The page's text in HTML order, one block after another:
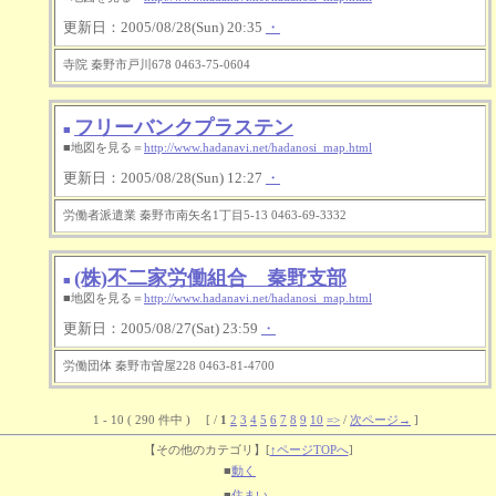
更新日：2005/08/28(Sun) 20:35 ・
寺院 秦野市戸川678 0463-75-0604
■ フリーバンクプラステン
■地図を見る＝http://www.hadanavi.net/hadanosi_map.html
更新日：2005/08/28(Sun) 12:27 ・
労働者派遣業 秦野市南矢名1丁目5-13 0463-69-3332
■ (株)不二家労働組合 秦野支部
■地図を見る＝http://www.hadanavi.net/hadanosi_map.html
更新日：2005/08/27(Sat) 23:59 ・
労働団体 秦野市曽屋228 0463-81-4700
1 - 10 ( 290 件中 ) [ / 1 2 3 4 5 6 7 8 9 10 => / 次ページ→ ]
【その他のカテゴリ】 [↑ページTOPへ]
■動く